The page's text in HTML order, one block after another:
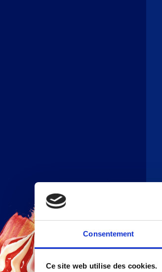
Consentement
Ce site web utilise des cookies.